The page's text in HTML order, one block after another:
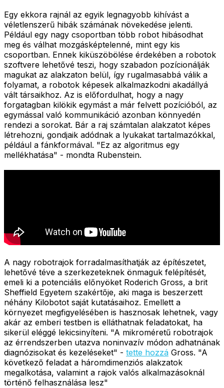
Egy ekkora rajnál az egyik legnagyobb kihívást a
véletlenszerű hibák számának növekedése jelenti.
Például egy nagy csoportban több robot hibásodhat
meg és válhat mozgásképtelenné, mint egy kis
csoportban. Ennek kiküszöbölése érdekében a robotok
szoftvere lehetővé teszi, hogy szabadon pozícionálják
magukat az alakzaton belül, így rugalmasabbá válik a
folyamat, a robotok képesek alkalmazkodni akadállyá
vált társaikhoz. Az is előfordulhat, hogy a nagy
forgatagban kilökik egymást a már felvett pozícióból, az
egymással való kommunikáció azonban könnyedén
rendezi a sorokat. Bár a raj számtalan alakzatot képes
létrehozni, gondjaik adódnak a lyukakat tartalmazókkal,
például a fánkformával. "Ez az algoritmus egy
mellékhatása" - mondta Rubenstein.
A nagy robotrajok forradalmasíthatják az építészetet,
lehetővé téve a szerkezeteknek önmaguk felépítését,
emeli ki a potenciális előnyöket Roderich Gross, a brit
Sheffield Egyetem szakértője, aki maga is beszerzett
néhány Kilobotot saját kutatásaihoz. Emellett a
környezet megfigyelésében is hasznosak lehetnek, vagy
akár az emberi testben is elláthatnak feladatokat, ha
sikerül eléggé lekicsinyíteni. "A mikroméretű robotrajok
az érrendszerben utazva noninvazív módon adhatnának
diagnózisokat és kezeléseket" - tette hozzá Gross. "A
következő feladat a háromdimenziós alakzatok
megalkotása, valamint a rajok valós alkalmazásoknál
történő felhasználása lesz"